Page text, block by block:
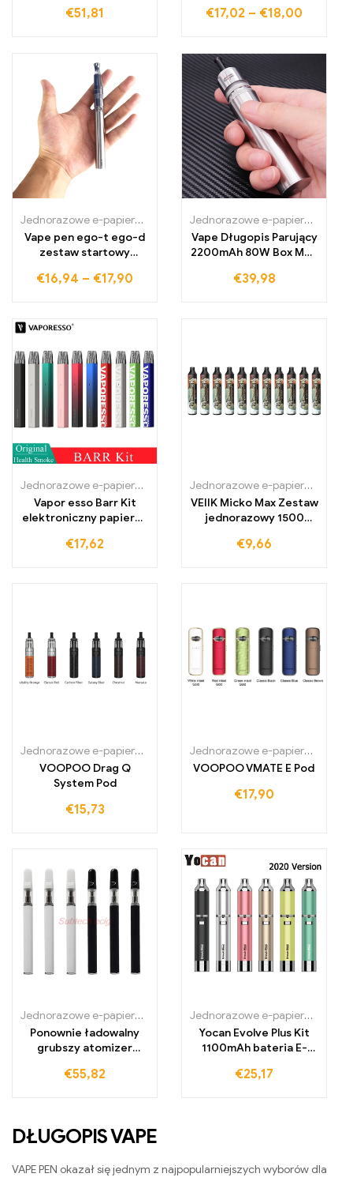
cig Vape Odpowiedni
€51,81
papieros zestaw
€17,02 – €18,00
Jednorazowe e-papierosy Polska
Jednorazowe e-papierosy
Vape pen ego-t ego-d
zestaw startowy
podgrzewaczy zestawy
€16,94 – €17,90
Jednorazowe e-papierosy Polska
Vape Długopis Parujący
2200mAh 80W Box Mod
€39,98
Jednorazowe e-papierosy Polska
Jednorazowe e-papierosy
Vapor esso Barr Kit
elektroniczny papieros
€17,62
Jednorazowe e-papierosy
VEIIK Micko Max Zestaw
jednorazowy 1500
€9,66
Jednorazowe e-papierosy w Irlandii ,Jednorazowe e-papierosy we
VOOPOO Drag Q
System Pod
€15,73
Jednorazowe e-papierosy w Irlandii
VOOPOO VMATE E Pod
€17,90
Jednorazowe e-papierosy Polska
Jednorazowe e-papierosy
Ponownie ładowalny
grubszy atomizer
portem ładowania
€55,82
Jednorazowe e-papierosy Polska
Yocan Evolve Plus Kit
1100mAh bateria E-
€25,17
DŁUGOPIS VAPE
VAPE PEN okazał się jednym z najpopularniejszych wyborów dla